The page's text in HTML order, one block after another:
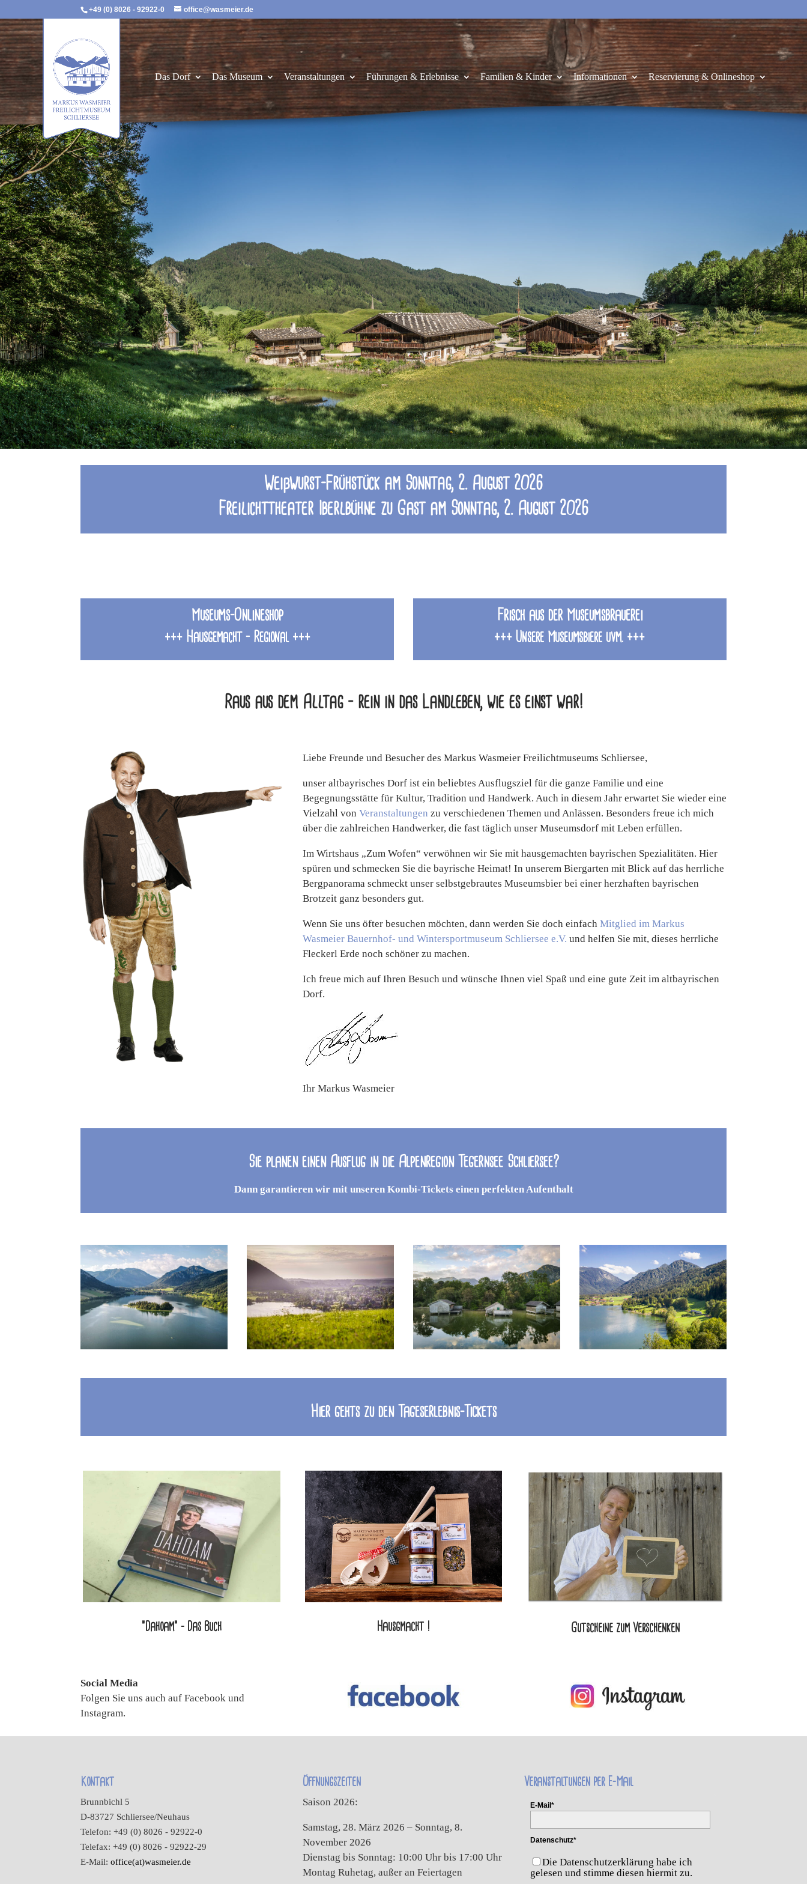
+49 (0) 8026 - 92922-0 office@wasmeier.de
Das Dorf Das Museum Veranstaltungen Führungen & Erlebnisse Familien & Kinder Informationen Reservierung & Onlineshop
Weißwurst-Frühstück am Sonntag, 2. August 2026
Freilichttheater Iberlbühne zu Gast am Sonntag, 2. August 2026
Museums-Onlineshop
+++ Hausgemacht – Regional +++
Frisch aus der Museumsbrauerei
+++ Unsere Museumsbiere uvm. +++
Raus aus dem Alltag – rein in das Landleben, wie es einst war!
Liebe Freunde und Besucher des Markus Wasmeier Freilichtmuseums Schliersee,
unser altbayrisches Dorf ist ein beliebtes Ausflugsziel für die ganze Familie und eine
Begegnungsstätte für Kultur, Tradition und Handwerk. Auch in diesem Jahr erwartet Sie wieder eine
Vielzahl von Veranstaltungen zu verschiedenen Themen und Anlässen. Besonders freue ich mich
über die zahlreichen Handwerker, die fast täglich unser Museumsdorf mit Leben erfüllen.
Im Wirtshaus „Zum Wofen“ verwöhnen wir Sie mit hausgemachten bayrischen Spezialitäten. Hier
spüren und schmecken Sie die bayrische Heimat! In unserem Biergarten mit Blick auf das herrliche
Bergpanorama schmeckt unser selbstgebrautes Museumsbier bei einer herzhaften bayrischen
Brotzeit ganz besonders gut.
Wenn Sie uns öfter besuchen möchten, dann werden Sie doch einfach Mitglied im Markus
Wasmeier Bauernhof- und Wintersportmuseum Schliersee e.V. und helfen Sie mit, dieses herrliche
Fleckerl Erde noch schöner zu machen.
Ich freue mich auf Ihren Besuch und wünsche Ihnen viel Spaß und eine gute Zeit im altbayrischen
Dorf.
Ihr Markus Wasmeier
Sie planen einen Ausflug in die Alpenregion Tegernsee Schliersee?
Dann garantieren wir mit unseren Kombi-Tickets einen perfekten Aufenthalt
Hier gehts zu den Tageserlebnis-Tickets
"Dahoam" - Das Buch Hausgmacht ! Gutscheine zum Verschenken
Social Media
Folgen Sie uns auch auf Facebook und
Instagram.
Kontakt
Brunnbichl 5
D-83727 Schliersee/Neuhaus
Telefon: +49 (0) 8026 - 92922-0
Telefax: +49 (0) 8026 - 92922-29
E-Mail:office(at)wasmeier.de
Öffnungszeiten
Saison 2026:
Samstag, 28. März 2026 – Sonntag, 8.
November 2026
Dienstag bis Sonntag: 10:00 Uhr bis 17:00 Uhr
Montag Ruhetag, außer an Feiertagen
Veranstaltungen per E-Mail
E-Mail*
Datenschutz*
Die Datenschutzerklärung habe ich
gelesen und stimme diesen hiermit zu.